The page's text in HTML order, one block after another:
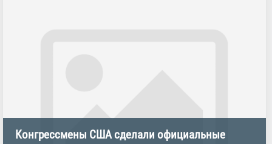
Конгрессмены США сделали официальные